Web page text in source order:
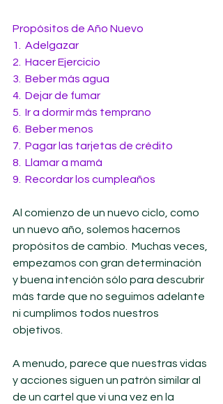
Propósitos de Año Nuevo
1.  Adelgazar
2.  Hacer Ejercicio
3.  Beber más agua
4.  Dejar de fumar
5.  Ir a dormir más temprano
6.  Beber menos
7.  Pagar las tarjetas de crédito
8.  Llamar a mamá
9.  Recordar los cumpleaños
Al comienzo de un nuevo ciclo, como
un nuevo año, solemos hacernos
propósitos de cambio.  Muchas veces,
empezamos con gran determinación
y buena intención sólo para descubrir
más tarde que no seguimos adelante
ni cumplimos todos nuestros
objetivos.
A menudo, parece que nuestras vidas
y acciones siguen un patrón similar al
de un cartel que vi una vez en la